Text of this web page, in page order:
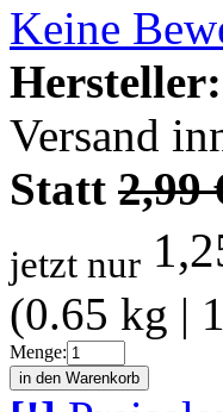
Keine
Hersteller:
Versand
Statt 2,99
jetzt nur
(0.65 kg |
Menge: